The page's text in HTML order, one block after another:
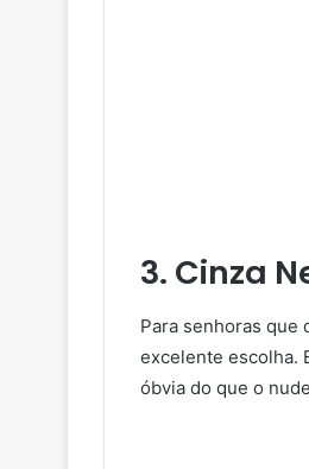
3. Cinza
Para senhoras que
excelente escolha.
óbvia do que o